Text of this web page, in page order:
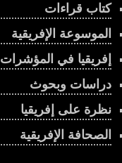
كتاب قراءات
الموسوعة الإفريقية
إفريقيا في المؤشرات
دراسات وبحوث
نظرة على إفريقيا
الصحافة الإفريقية